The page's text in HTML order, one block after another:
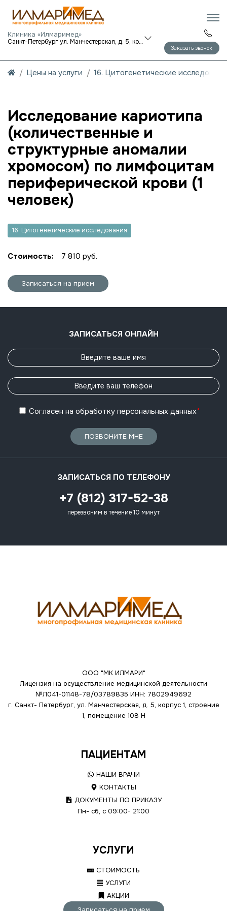
Клиника «Илмаримед»
Санкт-Петербург ул. Манчестерская, д. 5, корп. 1
Заказать звонок
Цены на услуги 16. Цитогенетические
Исследование кариотипа
(количественные и
структурные аномалии
хромосом) по лимфоцитам
периферической крови (1
человек)
16. Цитогенетические исследования
Стоимость: 7 810 руб.
Записаться на прием
ЗАПИСАТЬСЯ ОНЛАЙН
Согласен на обработку персональных данных*
ПОЗВОНИТЕ МНЕ
ЗАПИСАТЬСЯ ПО ТЕЛЕФОНУ
+7 (812) 317-52-38
перезвоним в течение 10 минут
ООО "МК ИЛМАРИ"
Лицензия на осуществление медицинской деятельности
№Л041-01148-78/03789835 ИНН: 7802949692
г. Санкт- Петербург, ул. Манчестерская, д. 5, корпус 1, строение
1, помещение 108 Н
ПАЦИЕНТАМ
НАШИ ВРАЧИ
КОНТАКТЫ
ДОКУМЕНТЫ ПО ПРИКАЗУ
Пн- сб, с 09:00- 21:00
УСЛУГИ
СТОИМОСТЬ
УСЛУГИ
АКЦИИ